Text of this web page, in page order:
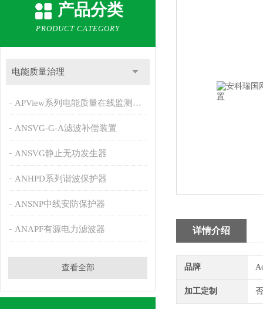
产品分类
PRODUCT CATEGORY
电能质量治理
APView系列电能质量在线监测装置
ANSVG-G-A滤波补偿装置
ANSVG静止无功发生器
ANHPD系列谐波保护器
ANSNP中线安防保护器
ANAPF有源电力滤波器
查看全部
详情介绍
品牌
加工定制